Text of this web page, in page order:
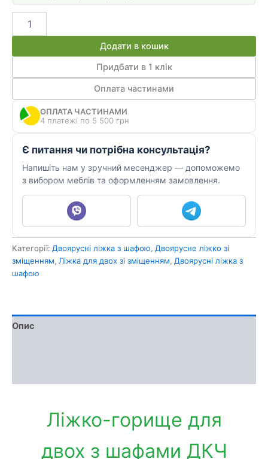
горище
двох
шафами
1170
кількість
Додати в кошик
Придбати в 1 клік
Оплата частинами
ОПЛАТА ЧАСТИНАМИ
4 платежі по 5 500 грн
Є питання чи потрібна консультація?
Напишіть нам у зручний месенджер — допоможемо
з вибором меблів та оформленням замовлення.
Категорії: Двоярусні ліжка з шафою, Двоярусне ліжко зі
зміщенням, Ліжка для двох зі зміщенням, Двоярусні ліжка з
шафою
Опис
Ліжко-горище для
двох з шафами ДКЧ